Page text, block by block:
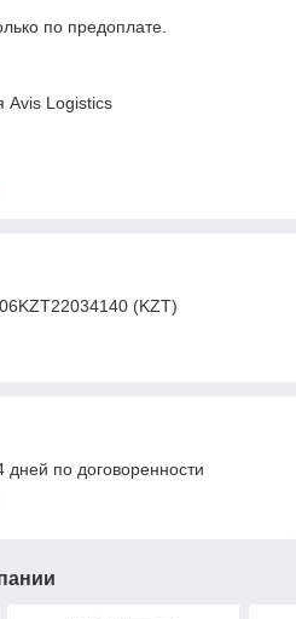
по предоплате.
Avis Logistics
(KZT)
дней по договоренности